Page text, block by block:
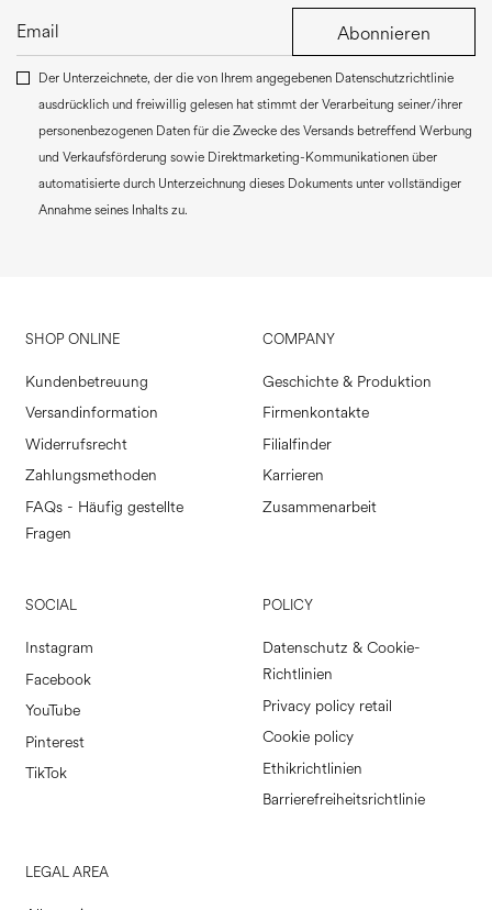
Abonnieren
Der Unterzeichnete, der die von Ihrem angegebenen Datenschutzrichtlinie
ausdrücklich und freiwillig gelesen hat stimmt der Verarbeitung seiner/ihrer
personenbezogenen Daten für die Zwecke des Versands betreffend Werbung
und Verkaufsförderung sowie Direktmarketing-Kommunikationen über
automatisierte durch Unterzeichnung dieses Dokuments unter vollständiger
Annahme seines Inhalts zu.
SHOP ONLINE
Kundenbetreuung
Versandinformation
Widerrufsrecht
Zahlungsmethoden
FAQs - Häufig gestellte
Fragen
COMPANY
Geschichte & Produktion
Firmenkontakte
Filialfinder
Karrieren
Zusammenarbeit
SOCIAL
Instagram
Facebook
YouTube
Pinterest
TikTok
POLICY
Datenschutz & Cookie-
Richtlinien
Privacy policy retail
Cookie policy
Ethikrichtlinien
Barrierefreiheitsrichtlinie
LEGAL AREA